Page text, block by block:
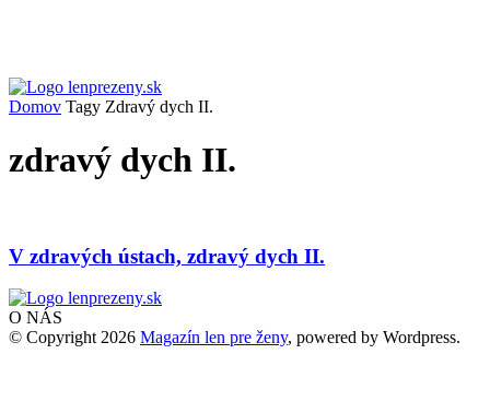
Domov Tagy Zdravý dych II.
zdravý dych II.
V zdravých ústach, zdravý dych II.
O NÁS
© Copyright 2026 Magazín len pre ženy, powered by Wordpress.